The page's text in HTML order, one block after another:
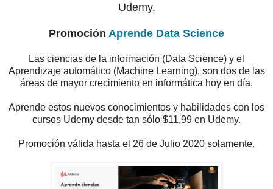
Udemy.
Promoción Aprende Data Science
Las ciencias de la información (Data Science) y el
Aprendizaje automático (Machine Learning), son dos de las
áreas de mayor crecimiento en informática hoy en día.
Aprende estos nuevos conocimientos y habilidades con los
cursos Udemy desde tan sólo $11,99 en Udemy.
Promoción válida hasta el 26 de Julio 2020 solamente.